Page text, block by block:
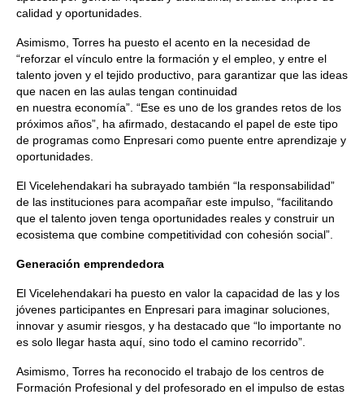
calidad y oportunidades.
Asimismo, Torres ha puesto el acento en la necesidad de
“reforzar el vínculo entre la formación y el empleo, y entre el
talento joven y el tejido productivo, para garantizar que las ideas
que nacen en las aulas tengan continuidad
en nuestra economía”. “Ese es uno de los grandes retos de los
próximos años”, ha afirmado, destacando el papel de este tipo
de programas como Enpresari como puente entre aprendizaje y
oportunidades.
El Vicelehendakari ha subrayado también “la responsabilidad”
de las instituciones para acompañar este impulso, “facilitando
que el talento joven tenga oportunidades reales y construir un
ecosistema que combine competitividad con cohesión social”.
Generación emprendedora
El Vicelehendakari ha puesto en valor la capacidad de las y los
jóvenes participantes en Enpresari para imaginar soluciones,
innovar y asumir riesgos, y ha destacado que “lo importante no
es solo llegar hasta aquí, sino todo el camino recorrido”.
Asimismo, Torres ha reconocido el trabajo de los centros de
Formación Profesional y del profesorado en el impulso de estas